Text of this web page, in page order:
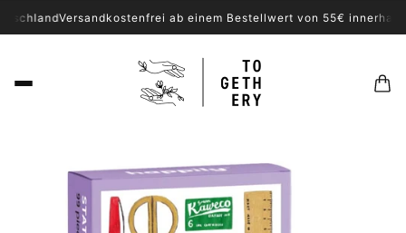
Versandkostenfrei ab einem Bestellwert von 55€ innerhalb